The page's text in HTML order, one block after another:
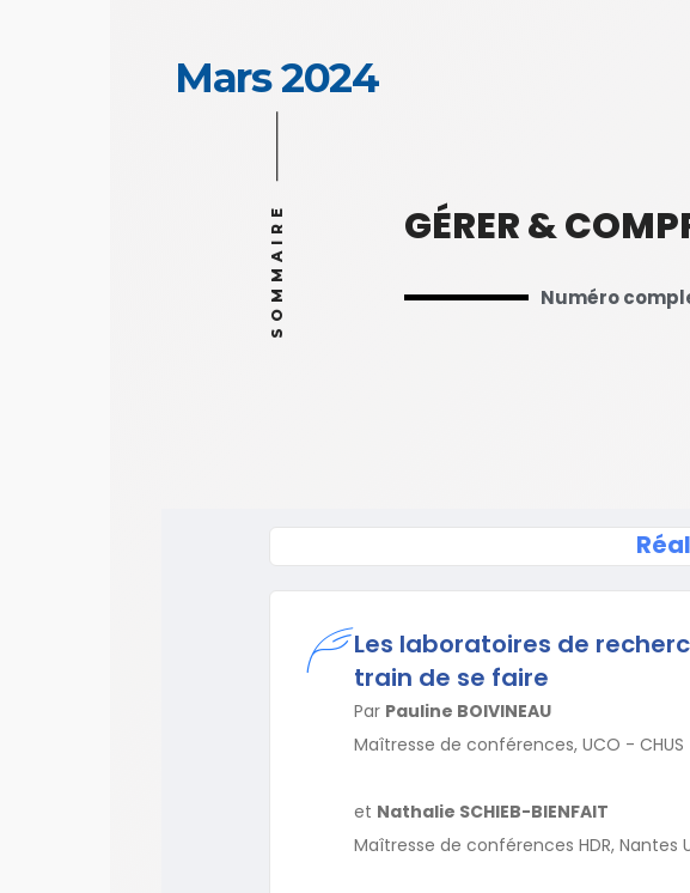
Mars 2024
SOMMAIRE GÉRER &
Numéro
Les laboratoires de
train de se faire
Par Pauline BOIVINEAU
Maîtresse de conférences, UCO - CHUS
et Nathalie SCHIEB-BIENFAIT
Maîtresse de conférences HDR, Nantes